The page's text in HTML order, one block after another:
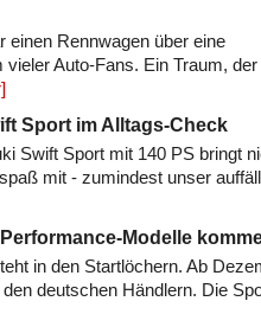
einen Rennwagen über eine
Auto-Fans. Ein Traum,
Sport im Alltags-Check
Swift Sport mit 140 PS bringt
mit - zumindest unser
Modelle
in den Startlöchern. Ab
deutschen Händlern. Die